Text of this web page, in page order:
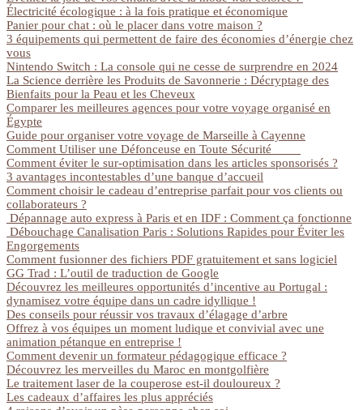
Électricité écologique : à la fois pratique et économique
Panier pour chat : où le placer dans votre maison ?
3 équipements qui permettent de faire des économies d’énergie chez
vous
Nintendo Switch : La console qui ne cesse de surprendre en 2024
La Science derrière les Produits de Savonnerie : Décryptage des
Bienfaits pour la Peau et les Cheveux
Comparer les meilleures agences pour votre voyage organisé en
Égypte
Guide pour organiser votre voyage de Marseille à Cayenne
Comment Utiliser une Défonceuse en Toute Sécurité
Comment éviter le sur-optimisation dans les articles sponsorisés ?
3 avantages incontestables d’une banque d’accueil
Comment choisir le cadeau d’entreprise parfait pour vos clients ou
collaborateurs ?
Dépannage auto express à Paris et en IDF : Comment ça fonctionne
Débouchage Canalisation Paris : Solutions Rapides pour Éviter les
Engorgements
Comment fusionner des fichiers PDF gratuitement et sans logiciel
GG Trad : L’outil de traduction de Google
Découvrez les meilleures opportunités d’incentive au Portugal :
dynamisez votre équipe dans un cadre idyllique !
Des conseils pour réussir vos travaux d’élagage d’arbre
Offrez à vos équipes un moment ludique et convivial avec une
animation pétanque en entreprise !
Comment devenir un formateur pédagogique efficace ?
Découvrez les merveilles du Maroc en montgolfière
Le traitement laser de la couperose est-il douloureux ?
Les cadeaux d’affaires les plus appréciés